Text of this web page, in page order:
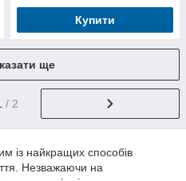
Купити
ще
/ 2
із найкращих способів
Незважаючи на